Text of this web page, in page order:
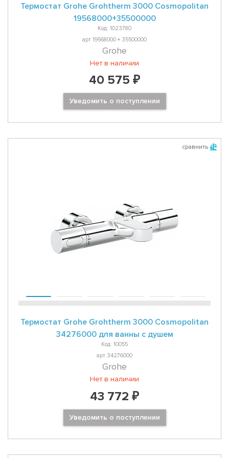
Термостат Grohe Grohtherm 3000 Cosmopolitan
19568000+35500000
Код: 1023780
арт 19568000 + 35500000
Grohe
Нет в наличии
40 575 ₽
Уведомить о поступлении
сравнить
Термостат Grohe Grohtherm 3000 Cosmopolitan
34276000 для ванны с душем
Код: 10055
арт 34276000
Grohe
Нет в наличии
43 772 ₽
Уведомить о поступлении